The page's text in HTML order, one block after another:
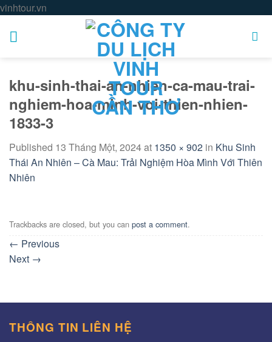
vinhtour.vn
khu-sinh-thai-an-nhien-ca-mau-trai-
nghiem-hoa-minh-voi-thien-nhien-
1833-3
Published 13 Tháng Một, 2024at 1350 × 902 in Khu Sinh
Thái An Nhiên – Cà Mau: Trải Nghiệm Hòa Mình Với Thiên
Nhiên
Trackbacks are closed, but you can post a comment.
← Previous
Next →
THÔNG TIN LIÊN HỆ